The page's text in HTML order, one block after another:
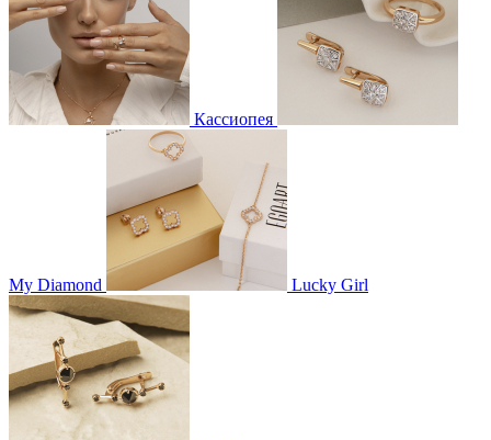
Кассиопея
My Diamond Lucky Girl